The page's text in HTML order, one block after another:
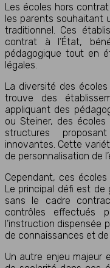
Les écoles hors
les parents souhaitant
traditionnel. Ces
contrat à l’État,
pédagogique tout en
légales.
La diversité des
trouve des
appliquant des
ou Steiner, des
structures
innovantes. Cette
de personnalisation de
Cependant, ces
Le principal défi est de
sans le cadre
contrôles effectués
l’instruction dispensée
de connaissances et
Un autre enjeu majeur